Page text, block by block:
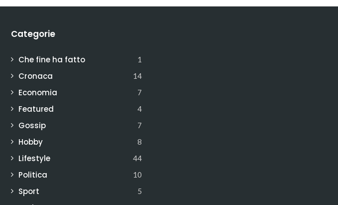
Categorie
Che fine ha fatto 1
Cronaca 14
Economia 7
Featured 4
Gossip 7
Hobby 8
Lifestyle 44
Politica 10
Sport 5